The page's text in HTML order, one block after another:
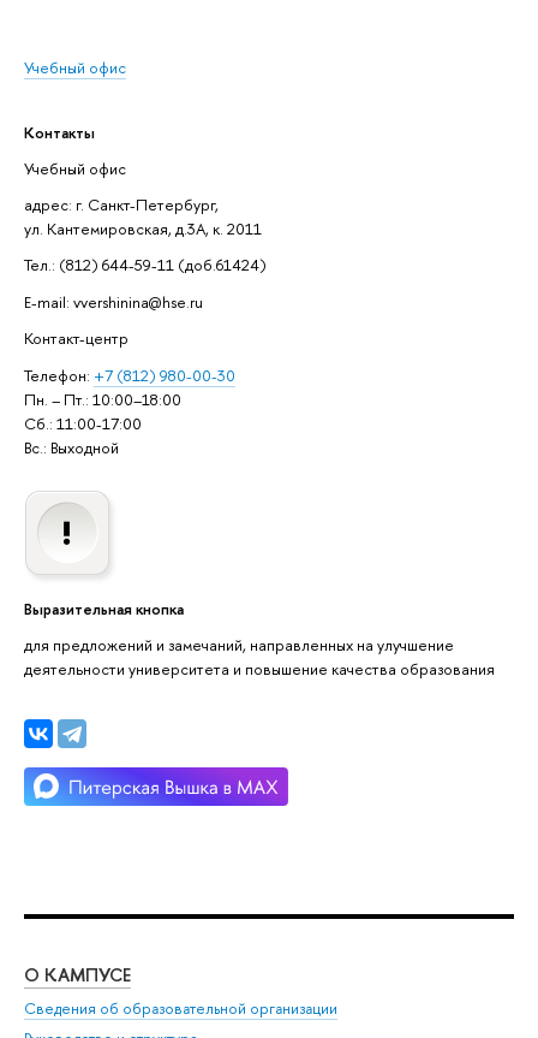
Учебный офис
Контакты
Учебный офис
адрес: г. Санкт-Петербург,
ул. Кантемировская, д.3А, к. 2011
Тел.: (812) 644-59-11 (доб.61424)
E-mail: vvershinina@hse.ru
Контакт-центр
Телефон: +7 (812) 980-00-30
Пн. – Пт.: 10:00–18:00
Сб.: 11:00-17:00
Вс.: Выходной
Выразительная кнопка
для предложений и замечаний, направленных на улучшение
деятельности университета и повышение качества образования
О КАМПУСЕ
Сведения об образовательной организации